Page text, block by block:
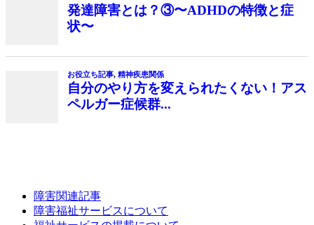
障害関連記事
障害福祉サービスについて